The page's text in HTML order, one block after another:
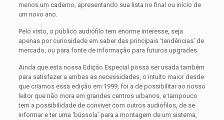
menos um caderno, apresentando sua lista no final ou início de
um novo ano.
Pelo visto, o público audiófilo tem enorme interesse, seja
apenas por curiosidade em saber das principais ‘tendências’ de
mercado, ou para fonte de informação para futuros upgrades.
Ainda que esta nossa Edição Especial possa ser usada também
para satisfazer a ambas as necessidades, o intuito maior desde
que criamos essa edição em 1999, foi a de possibilitar ao nosso
leitor que não mora em grandes centros urbanos, e tampouco
tem a possibilidade de conviver com outros audiófilos, de se
informar e ter uma ‘bússola’ para a montagem de um sistema,